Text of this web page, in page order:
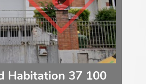
Habitation 37 100